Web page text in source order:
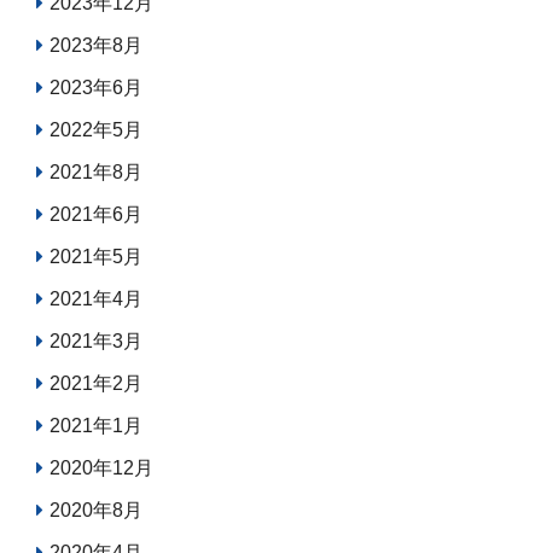
2023年8月
2023年6月
2022年5月
2021年8月
2021年6月
2021年5月
2021年4月
2021年3月
2021年2月
2021年1月
2020年12月
2020年8月